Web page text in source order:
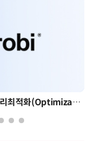
AI 시대의 의사결정을 바꾸는 수리최적화(Optimization): 실제 산업 적용 사례와 활용 전략